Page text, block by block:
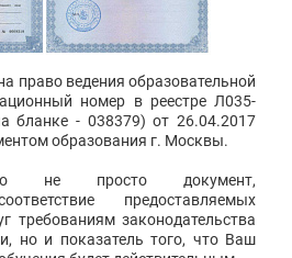
право ведения образовательной
номер в реестре Л035-
бланке - 038379) от 26.04.2017
образования г. Москвы.
не просто документ,
предоставляемых
требованиям законодательства
но и показатель того, что Ваш